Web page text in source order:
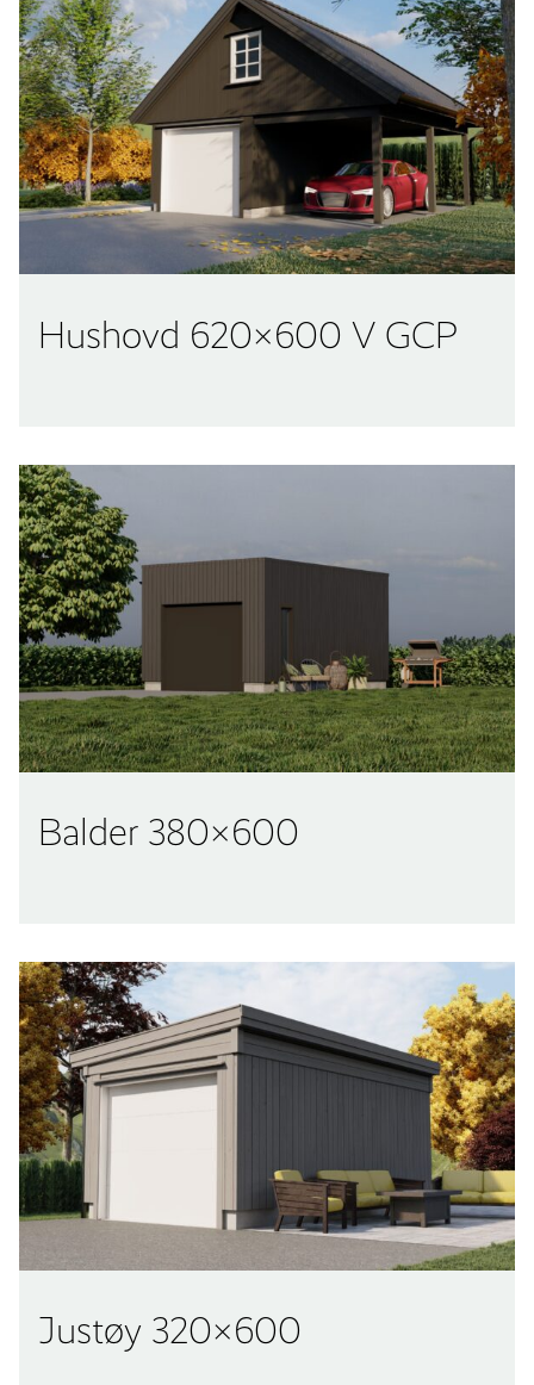
Hushovd 620×600 V GCP
Balder 380×600
Justøy 320×600